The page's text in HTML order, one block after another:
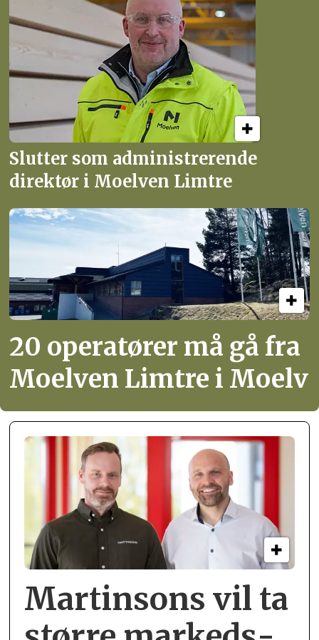
Slutter som administrerende
direktør i Moelven Limtre
20 operatører må gå fra
Moelven Limtre i Moelv
Martinsons vil ta